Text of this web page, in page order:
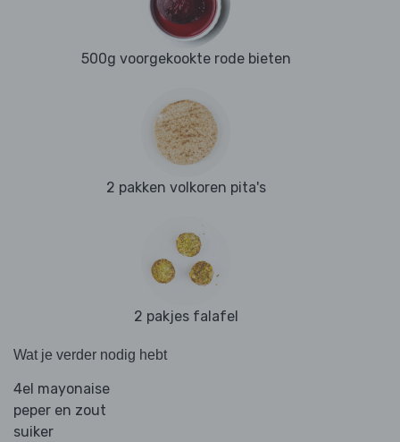
500g voorgekookte rode bieten
2 pakken volkoren pita's
2 pakjes falafel
Wat je verder nodig hebt
4el mayonaise
peper en zout
suiker